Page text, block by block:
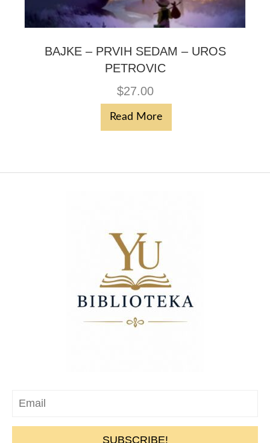
BAJKE – PRVIH SEDAM – UROS
PETROVIC
$27.00
Read More
SUBSCRIBE!